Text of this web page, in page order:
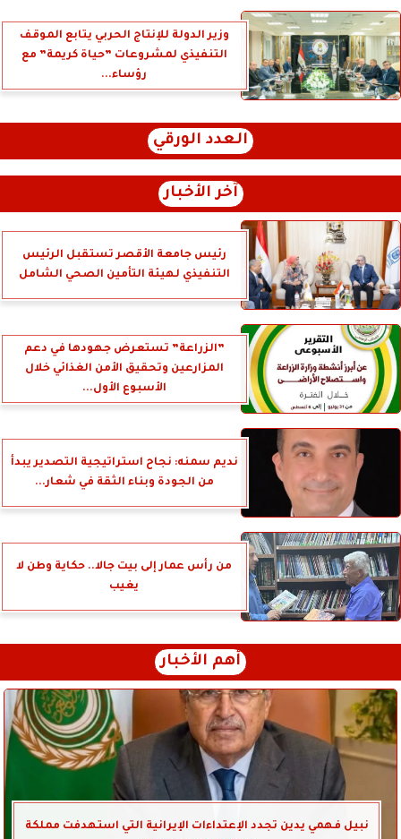
وزير الدولة للإنتاج الحربي يتابع الموقف
التنفيذي لمشروعات ”حياة كريمة” مع
رؤساء...
العدد الورقي
آخر الأخبار
رئيس جامعة الأقصر تستقبل الرئيس
التنفيذي لهيئة التأمين الصحي الشامل
”الزراعة” تستعرض جهودها في دعم
المزارعين وتحقيق الأمن الغذائي خلال
الأسبوع الأول...
نديم سمنه: نجاح استراتيجية التصدير يبدأ
من الجودة وبناء الثقة في شعار...
من رأس عمار إلى بيت جالا.. حكاية وطن لا
يغيب
أهم الأخبار
نبيل فهمي يدين تجدد الإعتداءات الإيرانية التي استهدفت مملكة